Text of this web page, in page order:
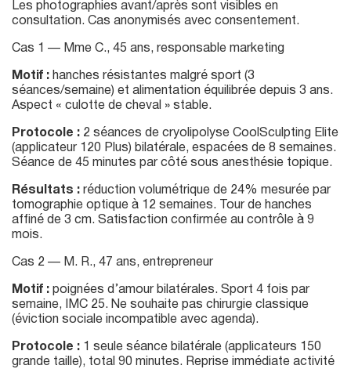
Les photographies avant/après sont visibles en
consultation. Cas anonymisés avec consentement.
Cas 1 — Mme C., 45 ans, responsable marketing
Motif : hanches résistantes malgré sport (3
séances/semaine) et alimentation équilibrée depuis 3 ans.
Aspect « culotte de cheval » stable.
Protocole : 2 séances de cryolipolyse CoolSculpting Elite
(applicateur 120 Plus) bilatérale, espacées de 8 semaines.
Séance de 45 minutes par côté sous anesthésie topique.
Résultats : réduction volumétrique de 24% mesurée par
tomographie optique à 12 semaines. Tour de hanches
affiné de 3 cm. Satisfaction confirmée au contrôle à 9
mois.
Cas 2 — M. R., 47 ans, entrepreneur
Motif : poignées d’amour bilatérales. Sport 4 fois par
semaine, IMC 25. Ne souhaite pas chirurgie classique
(éviction sociale incompatible avec agenda).
Protocole : 1 seule séance bilatérale (applicateurs 150
grande taille), total 90 minutes. Reprise immédiate activité